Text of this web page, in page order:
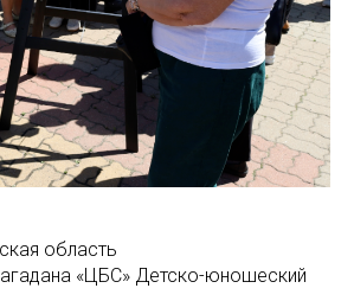
область
«ЦБС» Детско-юношеский